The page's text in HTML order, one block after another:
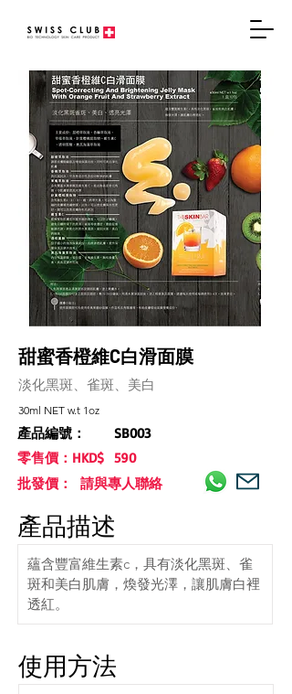
甜蜜香橙維C白滑面膜
淡化黑斑、雀斑、美白
30ml NET w.t 1oz
產品編號：
SB003
零售價：HKD$ 590
批發價： 請與專人聯絡
產品描述
蘊含豐富維生素c，具有淡化黑斑、雀
斑和美白肌膚，煥發光澤，讓肌膚白裡
透紅。
使用方法